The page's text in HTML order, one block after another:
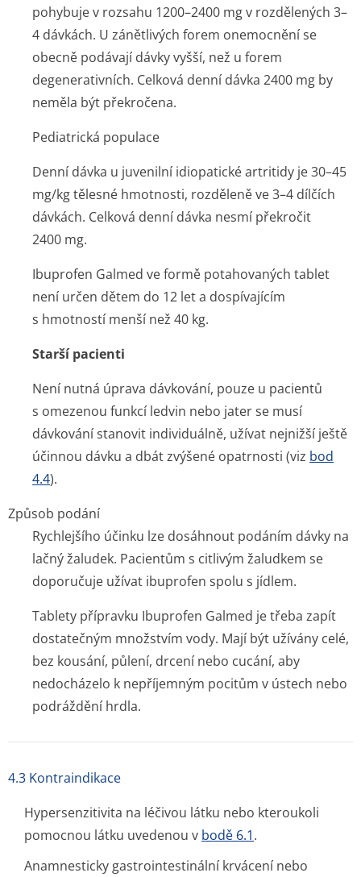
pohybuje v rozsahu 1200–2400 mg v rozdělených 3–
4 dávkách. U zánětlivých forem onemocnění se
obecně podávají dávky vyšší, než u forem
degenerativních. Celková denní dávka 2400 mg by
neměla být překročena.
Pediatrická populace
Denní dávka u juvenilní idiopatické artritidy je 30–45
mg/kg tělesné hmotnosti, rozděleně ve 3–4 dílčích
dávkách. Celková denní dávka nesmí překročit
2400 mg.
Ibuprofen Galmed ve formě potahovaných tablet
není určen dětem do 12 let a dospívajícím
s hmotností menší než 40 kg.
Starší pacienti
Není nutná úprava dávkování, pouze u pacientů
s omezenou funkcí ledvin nebo jater se musí
dávkování stanovit individuálně, užívat nejnižší ještě
účinnou dávku a dbát zvýšené opatrnosti (viz bod
4.4).
Způsob podání
Rychlejšího účinku lze dosáhnout podáním dávky na
lačný žaludek. Pacientům s citlivým žaludkem se
doporučuje užívat ibuprofen spolu s jídlem.
Tablety přípravku Ibuprofen Galmed je třeba zapít
dostatečným množstvím vody. Mají být užívány celé,
bez kousání, půlení, drcení nebo cucání, aby
nedocházelo k nepříjemným pocitům v ústech nebo
podráždění hrdla.
4.3 Kontraindikace
Hypersenzitivita na léčivou látku nebo kteroukoli
pomocnou látku uvedenou v bodě 6.1.
Anamnesticky gastrointestinální krvácení nebo